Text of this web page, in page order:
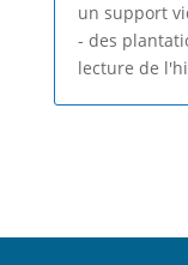
un support
- des
lecture de